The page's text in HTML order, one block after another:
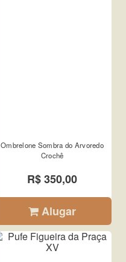
Ombrelone Sombra do Arvoredo
Crochê
R$ 350,00
Alugar